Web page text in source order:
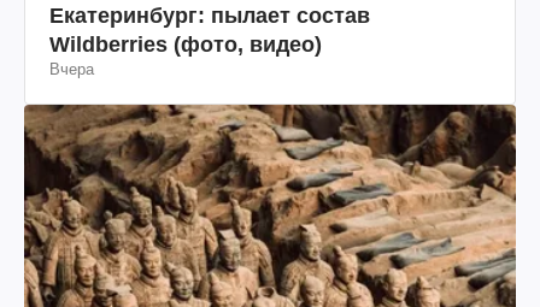
Екатеринбург: пылает состав
Wildberries (фото, видео)
Вчера